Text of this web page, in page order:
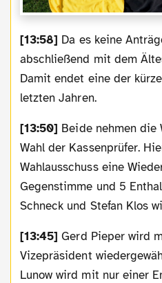
[13:58] Da es keine
abschließend mit dem
Damit endet eine der
letzten Jahren.
[13:50] Beide nehmen die
Wahl der Kassenprüfer.
Wahlausschuss eine
Gegenstimme und 5
Schneck und Stefan Klos
[13:45] Gerd Pieper wird
Vizepräsident
Lunow wird mit nur einer